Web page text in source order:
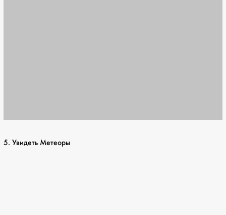
5. Увидеть Метеоры